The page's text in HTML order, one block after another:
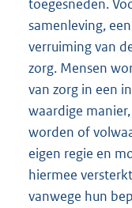
toegesneden.
samenleving,
verruiming van
zorg. Mensen
van zorg in een
waardige
worden of
eigen regie en
hiermee
vanwege hun